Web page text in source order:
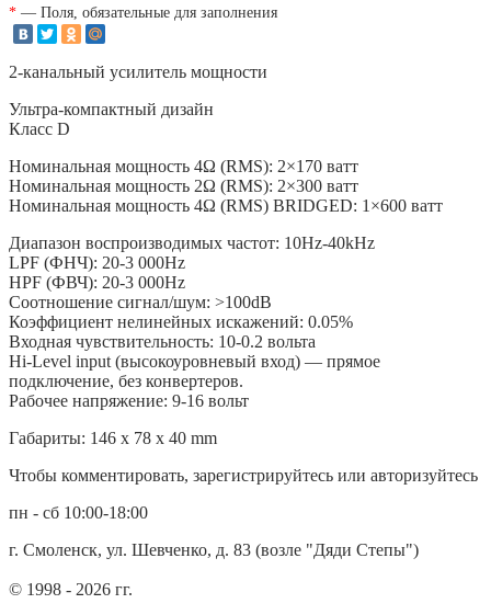
* — Поля, обязательные для заполнения
2-канальный усилитель мощности
Ультра-компактный дизайн
Класс D
Номинальная мощность 4Ω (RMS): 2×170 ватт
Номинальная мощность 2Ω (RMS): 2×300 ватт
Номинальная мощность 4Ω (RMS) BRIDGED: 1×600 ватт
Диапазон воспроизводимых частот: 10Hz-40kHz
LPF (ФНЧ): 20-3 000Hz
HPF (ФВЧ): 20-3 000Hz
Соотношение сигнал/шум: >100dB
Коэффициент нелинейных искажений: 0.05%
Входная чувствительность: 10-0.2 вольта
Hi-Level input (высокоуровневый вход) — прямое
подключение, без конвертеров.
Рабочее напряжение: 9-16 вольт
Габариты: 146 x 78 x 40 mm
Чтобы комментировать, зарегистрируйтесь или авторизуйтесь
пн - сб 10:00-18:00
г. Смоленск, ул. Шевченко, д. 83 (возле "Дяди Степы")
© 1998 - 2026 гг.